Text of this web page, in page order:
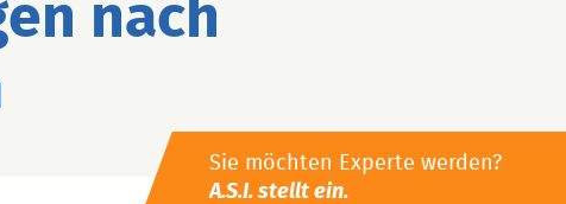
nach
Sie möchten Experte werden?
A.S.I. stellt ein.